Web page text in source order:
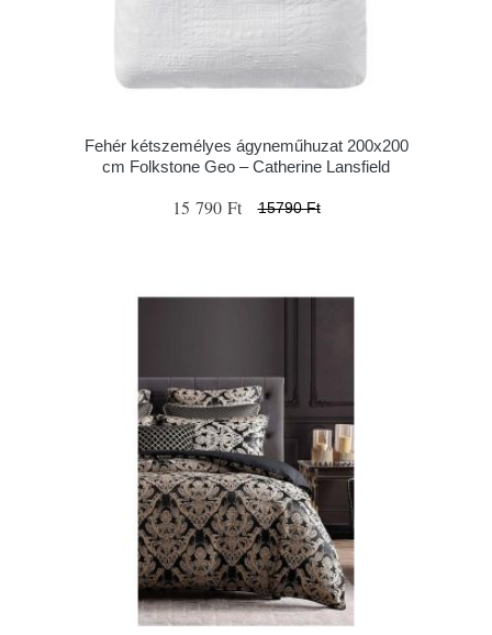
Fehér kétszemélyes ágyneműhuzat 200x200
cm Folkstone Geo – Catherine Lansfield
15 790 Ft 15790 Ft